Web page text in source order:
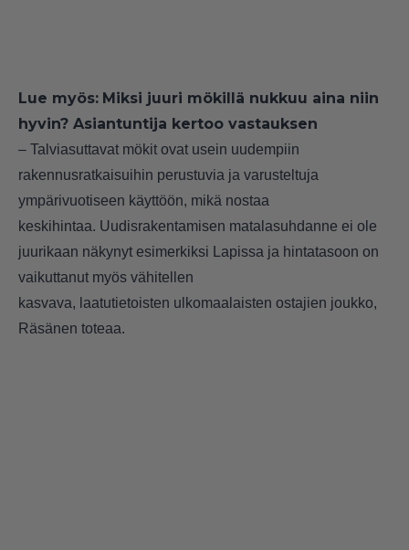
Lue myös: Miksi juuri mökillä nukkuu aina niin
hyvin? Asiantuntija kertoo vastauksen
– Talviasuttavat mökit ovat usein uudempiin
rakennusratkaisuihin perustuvia ja varusteltuja
ympärivuotiseen käyttöön, mikä nostaa
keskihintaa. Uudisrakentamisen matalasuhdanne ei ole
juurikaan näkynyt esimerkiksi Lapissa ja hintatasoon on
vaikuttanut myös vähitellen
kasvava, laatutietoisten ulkomaalaisten ostajien joukko,
Räsänen toteaa.